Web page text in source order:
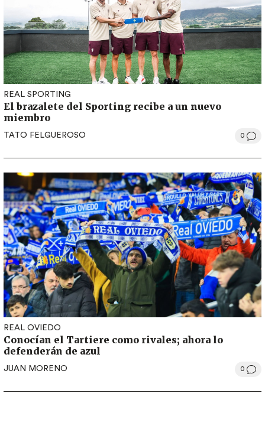
REAL SPORTING
El brazalete del Sporting recibe a un nuevo
miembro
TATO FELGUEROSO 0
REAL OVIEDO
Conocían el Tartiere como rivales; ahora lo
defenderán de azul
JUAN MORENO 0